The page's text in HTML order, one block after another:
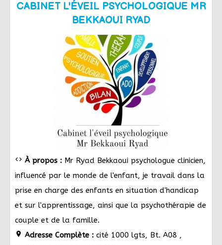
CABINET L'ÉVEIL PSYCHOLOGIQUE MR
BEKKAOUI RYAD
code À propos : Mr Ryad Bekkaoui psychologue clinicien,
influencé par le monde de l'enfant, je travail dans la
prise en charge des enfants en situation d'handicap
et sur l'apprentissage, ainsi que la psychothérapie de
couple et de la famille.
location_on Adresse Complète : cité 1000 lgts, Bt. A08 ,